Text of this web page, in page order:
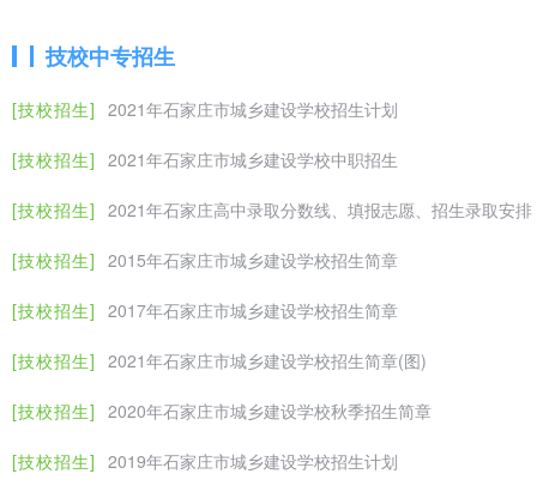
技校中专招生
[技校招生] 2021年石家庄市城乡建设学校招生计划
[技校招生] 2021年石家庄市城乡建设学校中职招生
[技校招生] 2021年石家庄高中录取分数线、填报志愿、招生录取安排
[技校招生] 2015年石家庄市城乡建设学校招生简章
[技校招生] 2017年石家庄市城乡建设学校招生简章
[技校招生] 2021年石家庄市城乡建设学校招生简章(图)
[技校招生] 2020年石家庄市城乡建设学校秋季招生简章
[技校招生] 2019年石家庄市城乡建设学校招生计划